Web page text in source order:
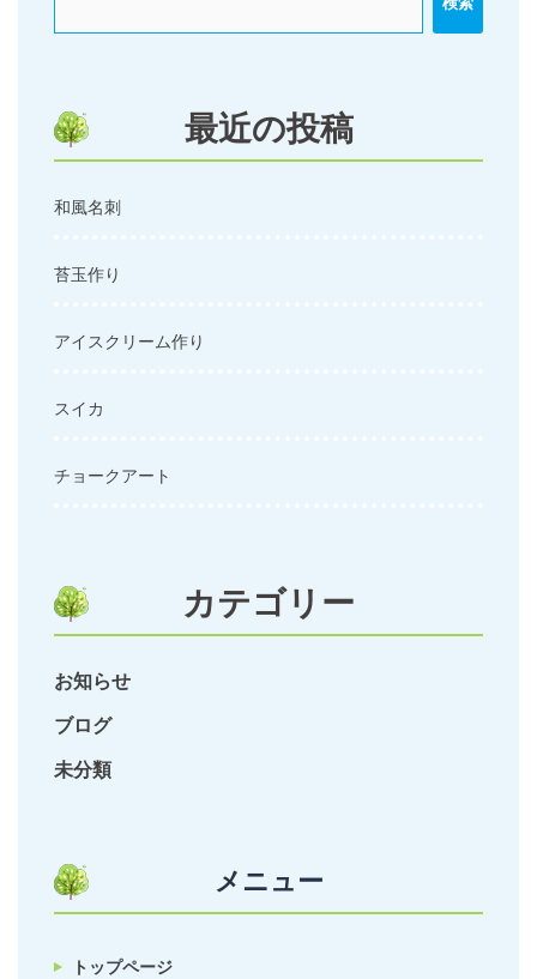
最近の投稿
和風名刺
苔玉作り
アイスクリーム作り
スイカ
チョークアート
カテゴリー
お知らせ
ブログ
未分類
メニュー
トップページ